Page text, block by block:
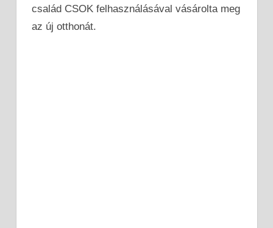
család CSOK felhasználásával vásárolta meg
az új otthonát.